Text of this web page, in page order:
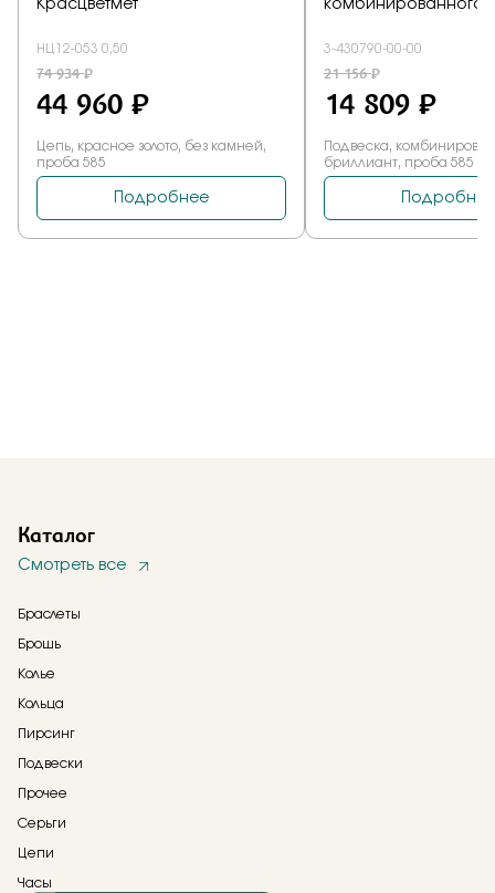
Каталог
Смотреть все
Браслеты
Брошь
Колье
Кольца
Пирсинг
Подвески
Прочее
Серьги
Цепи
Часы